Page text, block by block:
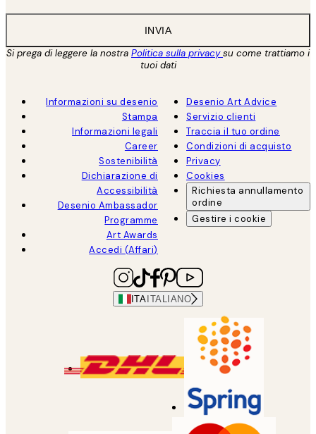
INVIA
Si prega di leggere la nostra Politica sulla privacysu come trattiamo i
tuoi dati
Informazioni su desenio
Stampa
Informazioni legali
Career
Sostenibilità
Dichiarazione di
Accessibilità
Desenio Ambassador
Programme
Art Awards
Accedi (Affari)
Desenio Art Advice
Servizio clienti
Traccia il tuo ordine
Condizioni di acquisto
Privacy
Cookies
Richiesta annullamento
ordine
Gestire i cookie
ITA ITALIANO